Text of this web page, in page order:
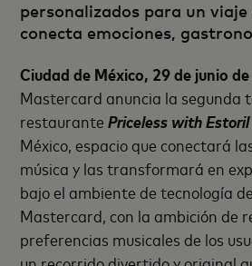
personalizados para un
conecta emociones,
Ciudad de México, 29 de junio
Mastercard anuncia la segunda
restaurantePriceless with Estoril
México, espacio que conectará
música y las transformará en
bajo el ambiente de tecnología
Mastercard, con la ambición de
preferencias musicales de los